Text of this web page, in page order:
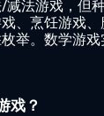
减法游戏，但
、烹饪游戏
举。数学游
戏？